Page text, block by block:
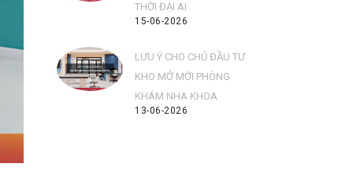
THỜI ĐẠI AI
15-06-2026
LƯU Ý CHO CHỦ ĐẦU TƯ
KHO MỞ MỚI PHÒNG
KHÁM NHA KHOA
13-06-2026